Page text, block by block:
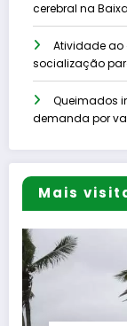
cerebral na
Atividade ao
socialização
Queimados
demanda por
Mais